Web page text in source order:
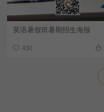
英语暑假班暑期招生海报
430